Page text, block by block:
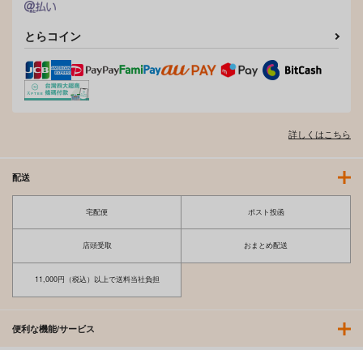
とらコイン
詳しくはこちら
配送
宅配便 ポスト投函
店頭受取 おまとめ配送
11,000円（税込）以上で送料当社負担
便利な機能/サービス